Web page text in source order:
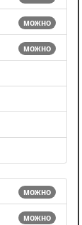
можно
можно
можно
можно